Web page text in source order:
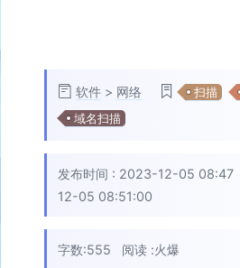
软件 > 网络 扫描
域名扫描
发布时间 : 2023-12-05 08:47
12-05 08:51:00
字数:555 阅读 :火爆